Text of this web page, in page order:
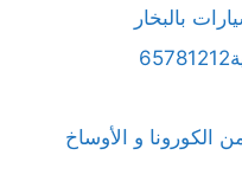
بالبخار
الكورونا و الأوساخ